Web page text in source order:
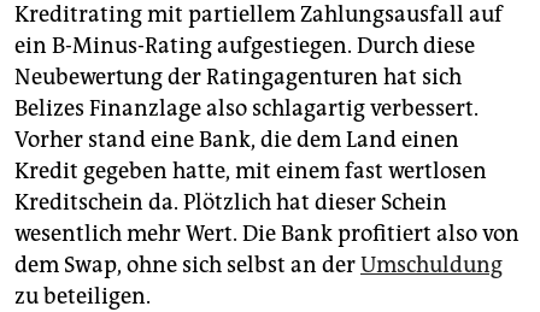
Kreditrating mit partiellem Zahlungsausfall auf
ein B-Minus-Rating aufgestiegen. Durch diese
Neubewertung der Ratingagenturen hat sich
Belizes Finanzlage also schlagartig verbessert.
Vorher stand eine Bank, die dem Land einen
Kredit gegeben hatte, mit einem fast wertlosen
Kreditschein da. Plötzlich hat dieser Schein
wesentlich mehr Wert. Die Bank profitiert also von
dem Swap, ohne sich selbst an derUmschuldung
zu beteiligen.